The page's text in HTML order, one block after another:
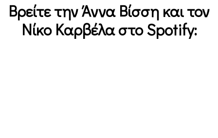
Βρείτε την Άννα Βίσση και τον
Νίκο Καρβέλα στο Spotify: